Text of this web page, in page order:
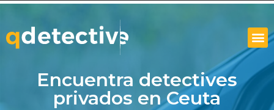
Encuentra detectives
privados en Ceuta